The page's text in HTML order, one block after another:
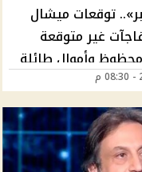
توقعات ميشال
مفاجآت غير متوقعة
وأموال طائلة
سعيد الحظ؟